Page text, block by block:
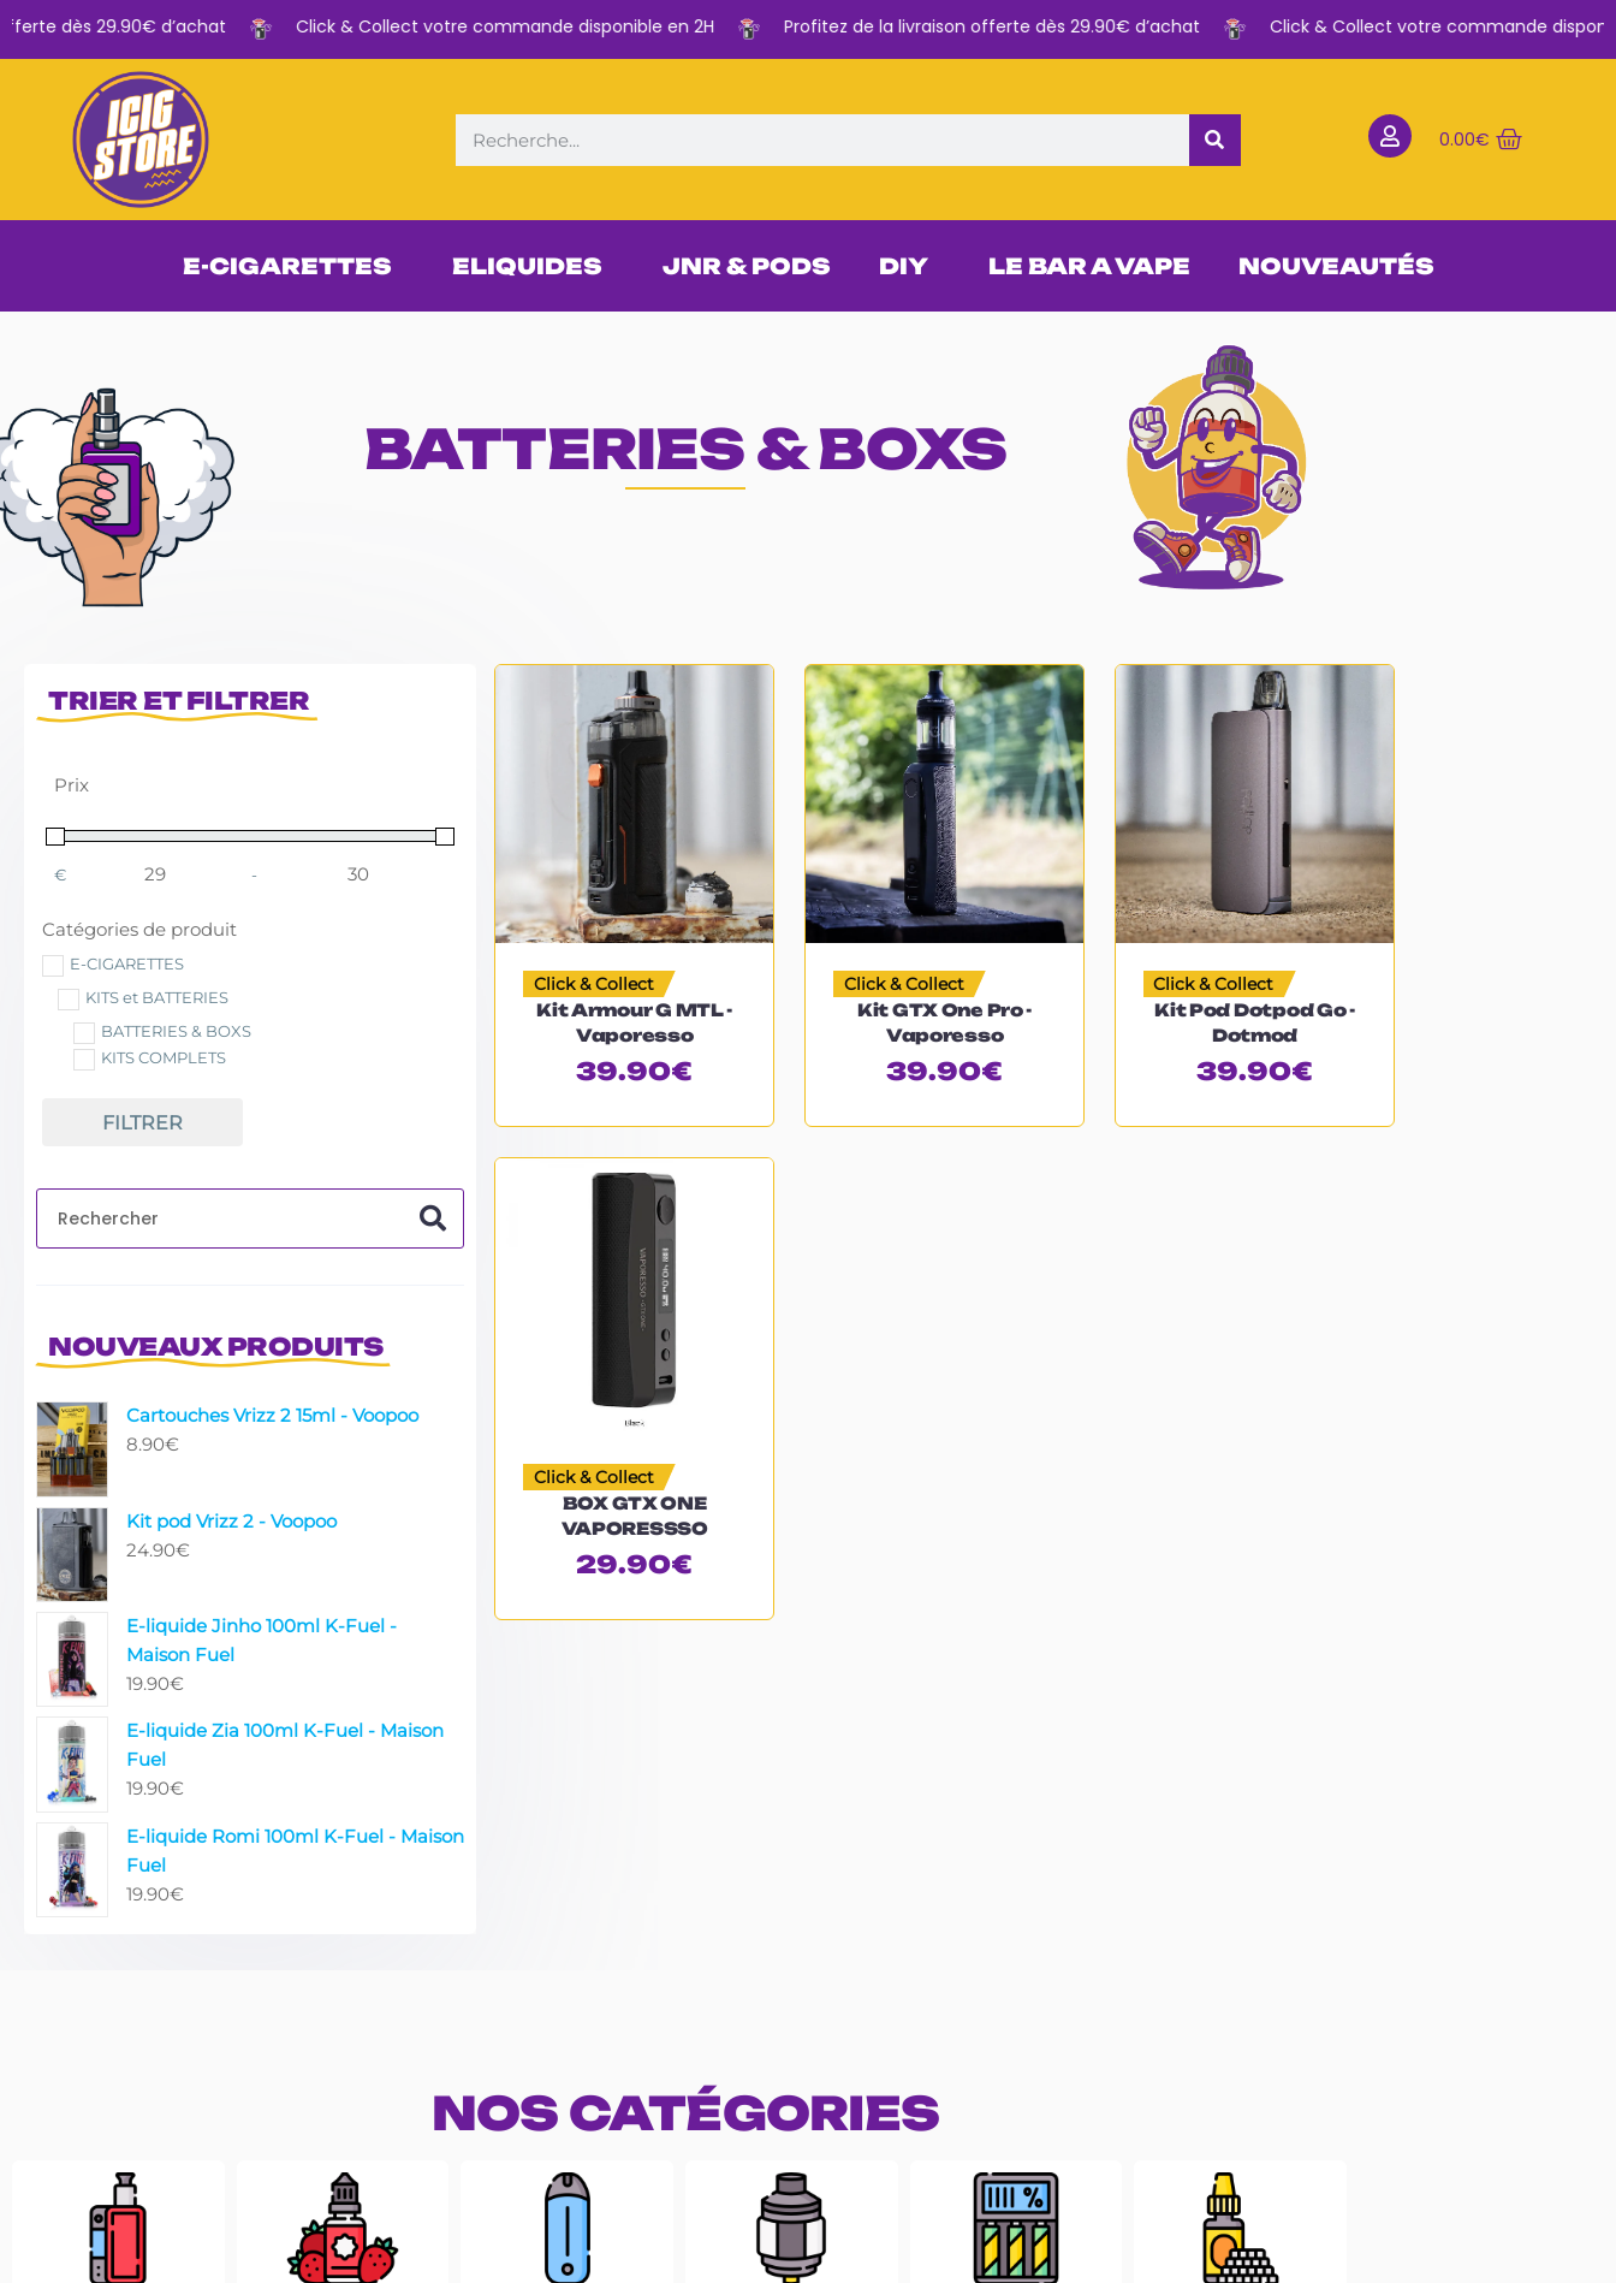
dès 29.90€ d’achat Click & Collect votre commande disponible en 2H Profitez de la livraison offerte dès 29.90€ d’achat Click & Collect votre commande disponible
0.00€
E-CIGARETTES ELIQUIDES JNR & PODS DIY LE BAR A VAPE NOUVEAUTÉS
BATTERIES & BOXS
TRIER ET FILTRER
Prix
€
Minimum Price
-
Maximum Price
Catégories de produit
E-CIGARETTES
KITS et BATTERIES
BATTERIES & BOXS
KITS COMPLETS
FILTRER
NOUVEAUX PRODUITS
Cartouches Vrizz 2 15ml - Voopoo
8.90€
Kit pod Vrizz 2 - Voopoo
24.90€
E-liquide Jinho 100ml K-Fuel -
Maison Fuel
19.90€
E-liquide Zia 100ml K-Fuel - Maison
Fuel
19.90€
E-liquide Romi 100ml K-Fuel - Maison
Fuel
19.90€
Click & Collect
Kit Armour G MTL -
Vaporesso
39.90€
Click & Collect
Kit GTX One Pro -
Vaporesso
39.90€
Click & Collect
Kit Pod Dotpod Go -
Dotmod
39.90€
Click & Collect
BOX GTX ONE
VAPORESSSO
29.90€
NOS CATÉGORIES